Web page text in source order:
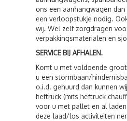
ons een aanhangwagen
een verloopstukje nodig.
wij. Wel zelf zorgdragen
verpakkingsmaterialen en
SERVICE BIJ AFHALEN.
Komt u met voldoende
u een stormbaan/
o.i.d. gehuurd dan kunnen
heftruck (mits heftruck
voor u met pallet en al
deze laad/los activiteiten